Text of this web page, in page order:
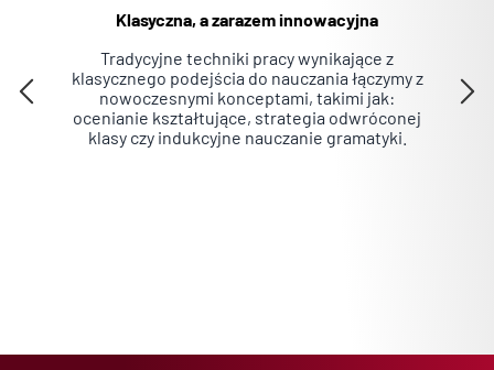
Klasyczna, a zarazem innowacyjna
Tradycyjne techniki pracy wynikające z
klasycznego podejścia do nauczania łączymy z
nowoczesnymi konceptami, takimi jak:
ocenianie kształtujące, strategia odwróconej
klasy czy indukcyjne nauczanie gramatyki.
ale